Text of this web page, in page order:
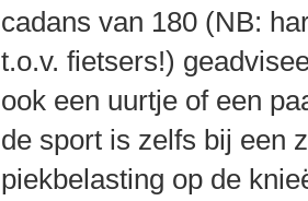
cadans van 180 (NB:
t.o.v. fietsers!)
ook een uurtje of een
de sport is zelfs bij een
piekbelasting op de